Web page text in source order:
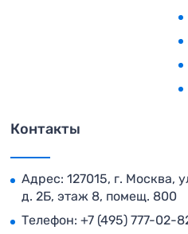
Контакты
Адрес: 127015, г. Москва,
д. 2Б, этаж 8, помещ. 800
Телефон: +7 (495) 777-02-